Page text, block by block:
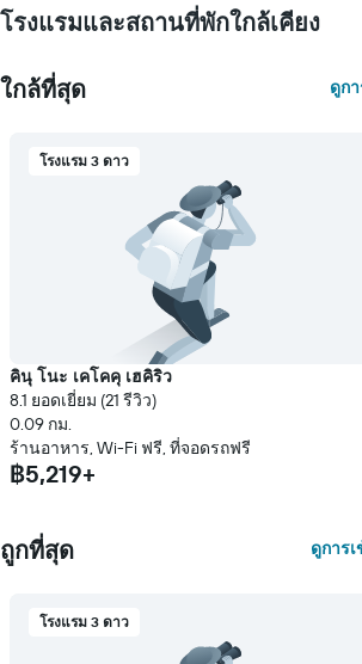
โรงแรมและสถานที่พักใกล้เคียง
ใกล้ที่สุด ดูก
โรงแรม 3 ดาว
คินุ โนะ เคโคคุ เฮคิริว
8.1 ยอดเยี่ยม (21 รีวิว)
0.09 กม.
ร้านอาหาร, Wi-Fi ฟรี, ที่จอดรถฟรี
฿5,219+
ถูกที่สุด ดูการ
โรงแรม 3 ดาว